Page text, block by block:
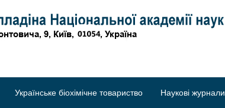
Українське біохімічне товариство Наукові журнали